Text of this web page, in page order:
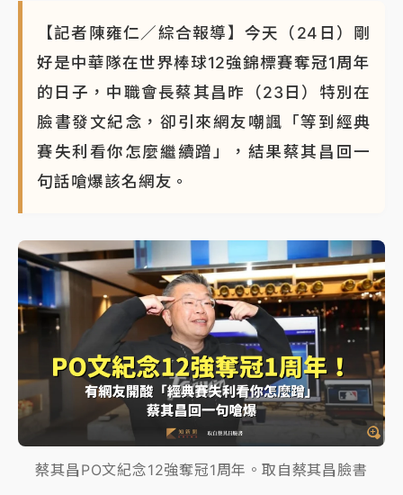
【記者陳雍仁／綜合報導】今天（24日）剛
好是中華隊在世界棒球12強錦標賽奪冠1周年
的日子，中職會長蔡其昌昨（23日）特別在
臉書發文紀念，卻引來網友嘲諷「等到經典
賽失利看你怎麼繼續蹭」，結果蔡其昌回一
句話嗆爆該名網友。
蔡其昌PO文紀念12強奪冠1周年。取自蔡其昌臉書